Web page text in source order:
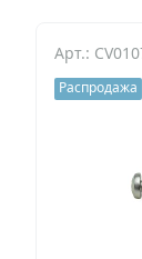
Арт.:
Распродажа